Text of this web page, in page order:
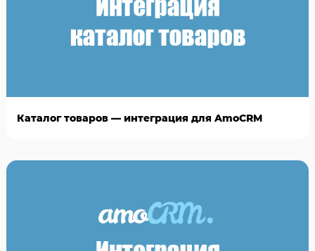
Каталог товаров — интеграция для AmoCRM